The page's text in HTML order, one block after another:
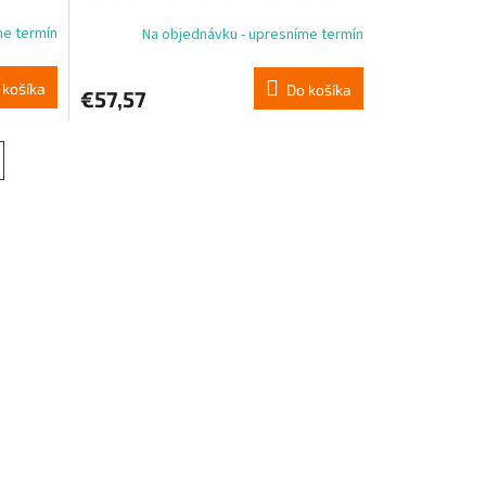
termín
košíka
Na objednávku - upresníme termín
€57,57 Do košíka